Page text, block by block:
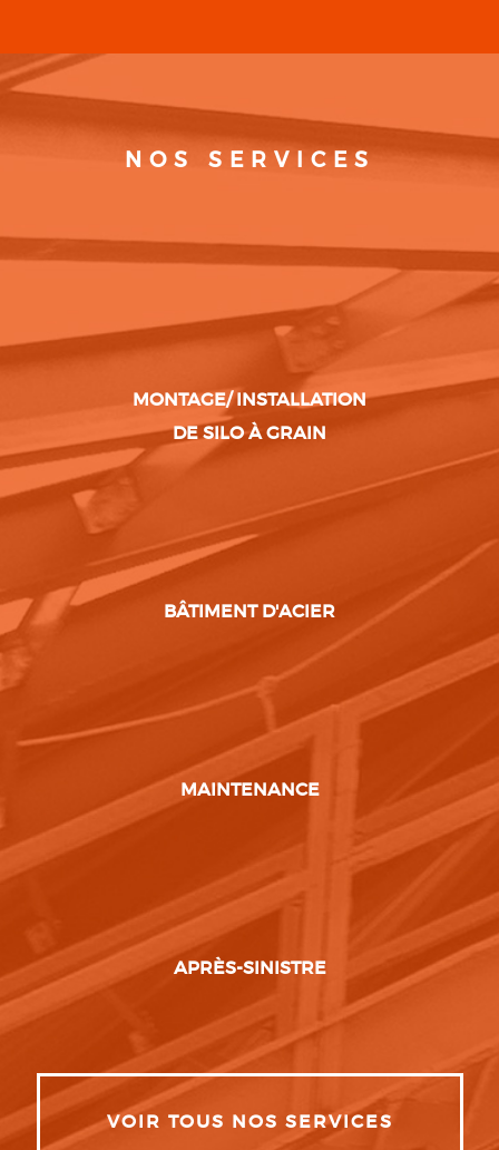
NOS SERVICES
MONTAGE/ INSTALLATION
DE SILO À GRAIN
BÂTIMENT D'ACIER
MAINTENANCE
APRÈS-SINISTRE
VOIR TOUS NOS SERVICES